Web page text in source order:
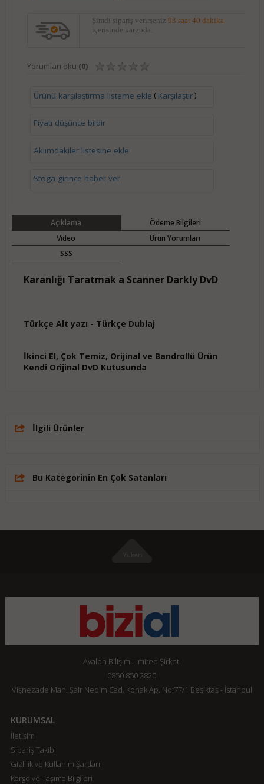
Şimdi sipariş verirseniz 93 saat 40 dakika
içerisinde kargoda.
Yorumları oku (0)
Ürünü karşılaştırma listeme ekle ( Karşılaştır)
Fiyatı düşünce bildir
Aklımdakiler listesine ekle
Stoga girince haber ver
Açıklama
Ödeme Bilgileri
Video
Ürün Yorumları
SSS
Karanlığı Taratmak a Scanner Darkly DvD
Türkçe Alt yazı - Türkçe Dublaj
İkinci El, Çok Temiz, Orijinal ve Bandrollü Ürün
Kendi Orijinal DvD Kutusunda
İlgili Ürünler
Bu Kategorinin En Çok Satanları
Avalon Bilişim Limited Şirketi
0850 850 2820
Vişnezade Mah. Şair Nedim Cad. Konak Ap. No:77/1 Beşiktaş - İstanbul
KURUMSAL
İletişim
Sipariş Takibi
Gizlilik ve Kullanım Şartları
Kargo ve Taşıma Bilgileri